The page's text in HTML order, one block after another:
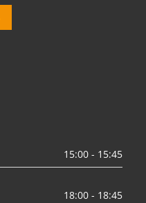
15:00 - 15:45
18:00 - 18:45